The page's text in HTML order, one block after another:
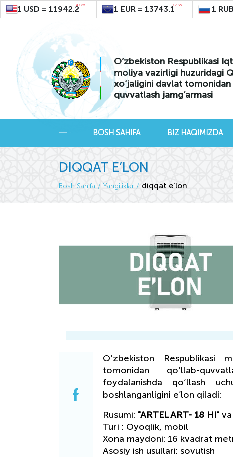
1 USD = 11942.2-47.25 1 EUR = 13743.1-72.35 1
O’zbekiston Respublikasi
moliya vazirligi huzuridagi
xo’jaligini davlat tomonidan
quvvatlash jamg’armasi
BOSH SAHIFA BIZ HAQIMIZDA
DIQQAT E’LON
Bosh Sahifa Yangiliklar diqqat e’lon
O‘zbekiston Respublikasi
tomonidan qo‘llab-
foydalanishda qo‘llash
boshlanganligini e’lon qiladi:
Rusumi: "ARTEL ART- 18 HI" va
Turi : Oyoqlik, mobil
Xona maydoni: 16 kvadrat
Asosiy ish usullari: sovutish